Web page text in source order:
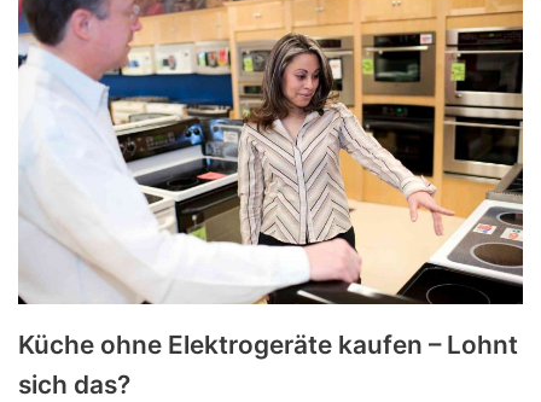
Küche ohne Elektrogeräte kaufen – Lohnt
sich das?